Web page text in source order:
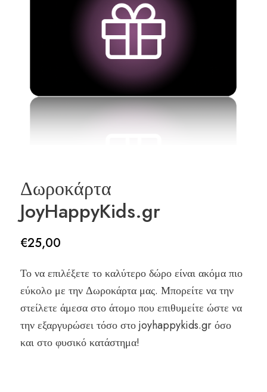
Δωροκάρτα
JoyHappyKids.gr
€25,00
Το να επιλέξετε το καλύτερο δώρο είναι ακόμα πιο
εύκολο με την Δωροκάρτα μας. Μπορείτε να την
στείλετε άμεσα στο άτομο που επιθυμείτε ώστε να
την εξαργυρώσει τόσο στο joyhappykids.gr όσο
και στο φυσικό κατάστημα!